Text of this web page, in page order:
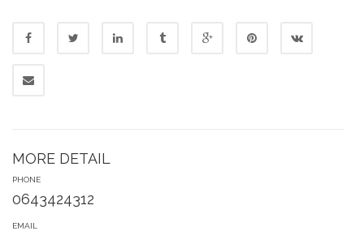
MORE DETAIL
PHONE
0643424312
EMAIL